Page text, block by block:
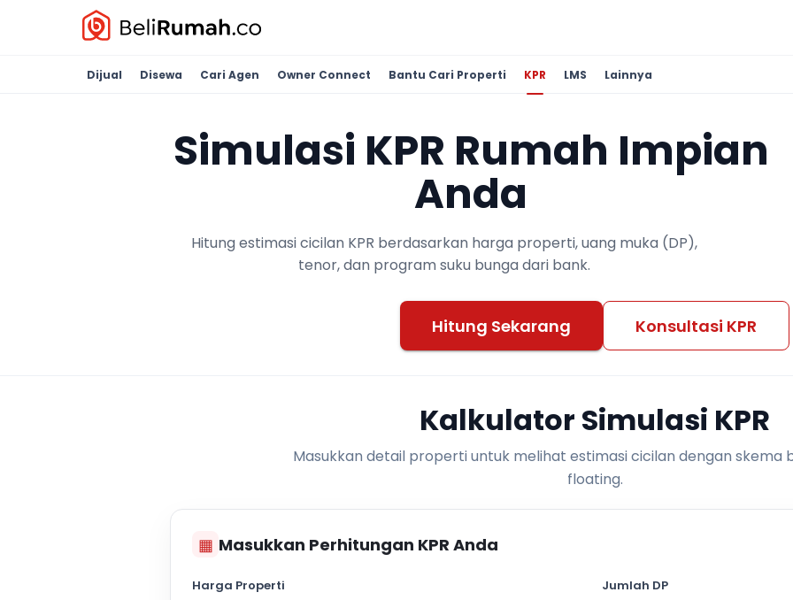
Dijual Disewa Cari Agen Owner Connect Bantu Cari Properti KPR LMS Lainnya
Simulasi KPR Rumah Impian
Anda
Hitung estimasi cicilan KPR berdasarkan harga properti, uang muka (DP),
tenor, dan program suku bunga dari bank.
Hitung Sekarang Konsultasi KPR
Kalkulator Simulasi KPR
Masukkan detail properti untuk melihat estimasi cicilan dengan skema
floating.
▦ Masukkan Perhitungan KPR Anda
Harga Properti Jumlah DP